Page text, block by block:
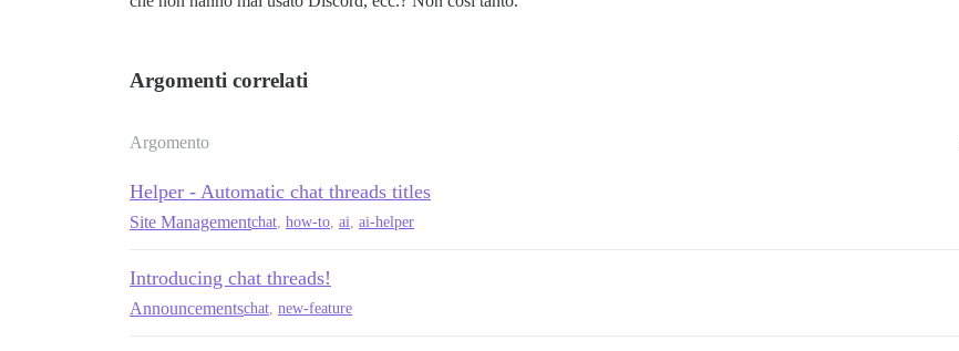
Argomenti correlati
Argomento
Helper - Automatic chat threads titles
Site Managementchat, how-to, ai, ai-helper
Introducing chat threads!
Announcementschat, new-feature